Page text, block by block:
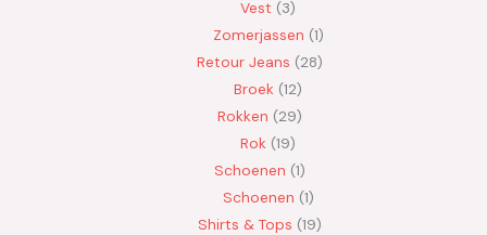
Vest
3
Zomerjassen 1
Retour Jeans
28
Broek 12
Rokken
29
Rok 19
Schoenen 1
Schoenen 1
Shirts & Tops 19